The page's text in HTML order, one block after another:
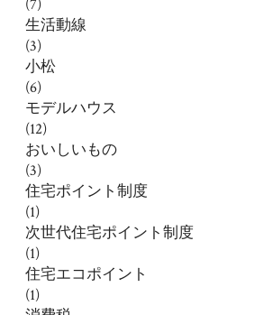
(7)
生活動線
(3)
小松
(6)
モデルハウス
(12)
おいしいもの
(3)
住宅ポイント制度
(1)
次世代住宅ポイント制度
(1)
住宅エコポイント
(1)